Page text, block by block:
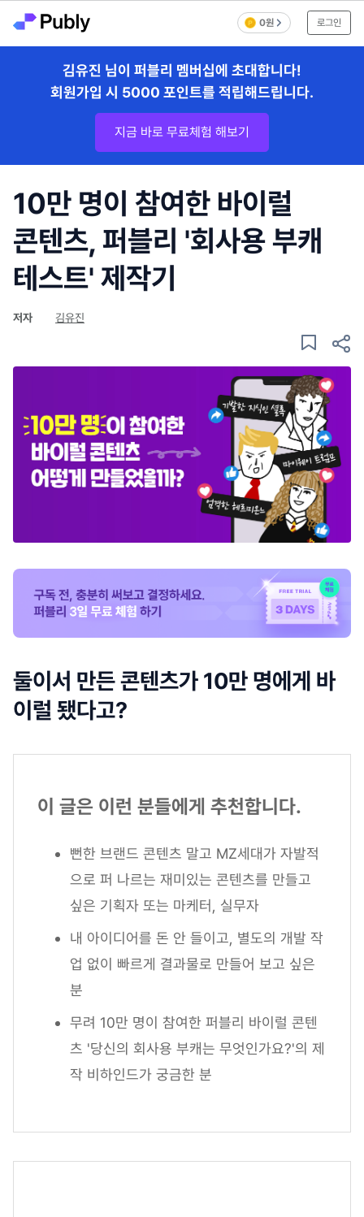
0원 로그인
김유진 님이 퍼블리 멤버십에 초대합니다!
회원가입 시 5000 포인트를 적립해드립니다.
지금 바로 무료체험 해보기
10만 명이 참여한 바이럴
콘텐츠, 퍼블리 '회사용 부캐
테스트' 제작기
저자 김유진
둘이서 만든 콘텐츠가 10만 명에게 바
이럴 됐다고?
이 글은 이런 분들에게 추천합니다.
뻔한 브랜드 콘텐츠 말고 MZ세대가 자발적
으로 퍼 나르는 재미있는 콘텐츠를 만들고
싶은 기획자 또는 마케터, 실무자
내 아이디어를 돈 안 들이고, 별도의 개발 작
업 없이 빠르게 결과물로 만들어 보고 싶은
분
무려 10만 명이 참여한 퍼블리 바이럴 콘텐
츠 '당신의 회사용 부캐는 무엇인가요?'의 제
작 비하인드가 궁금한 분